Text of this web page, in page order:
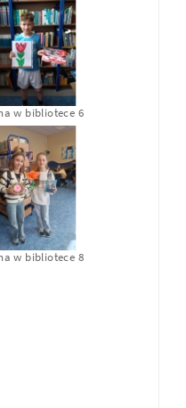
w bibliotece 6
w bibliotece 8